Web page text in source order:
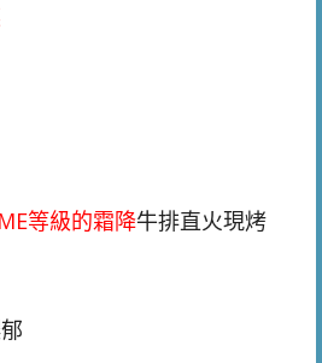
等級的霜降牛排直火現烤